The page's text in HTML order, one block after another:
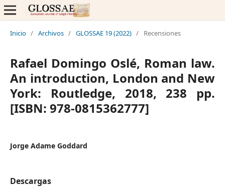
Inicio / Archivos / GLOSSAE 19 (2022) / Recensiones
Rafael Domingo Oslé, Roman law.
An introduction, London and New
York: Routledge, 2018, 238 pp.
[ISBN: 978-0815362777]
Jorge Adame Goddard
Descargas